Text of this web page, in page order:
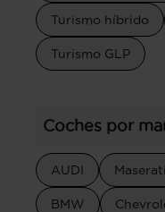
Turismo híbrido
Turismo GLP
Coches por
AUDI Maserati
BMW